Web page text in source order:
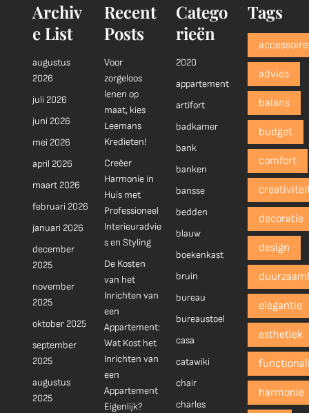
Archiv
e List
augustus
2026
juli 2026
juni 2026
mei 2026
april 2026
maart 2026
februari 2026
januari 2026
december
2025
november
2025
oktober 2025
september
2025
augustus
2025
Recent
Posts
Voor
zorgeloos
lenen op
maat, kies
Leemans
Kredieten!
Creëer
Harmonie in
Huis met
Professioneel
Interieuradvie
s en Styling
De Kosten
van het
Inrichten van
een
Appartement:
Wat Kost het
Inrichten van
een
Appartement
Eigenlijk?
Catego
rieën
2020
appartement
artifort
badkamer
bank
banken
bansse
bedden
blauw
boekenkast
bruin
bureau
bureaustoel
casa
catawiki
chair
charles
Tags
advies
balans
budget
comfort
decoratie
design
elegantie
esthetiek
harmonie